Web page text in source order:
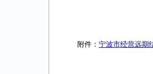
附件： 宁波市经营远期